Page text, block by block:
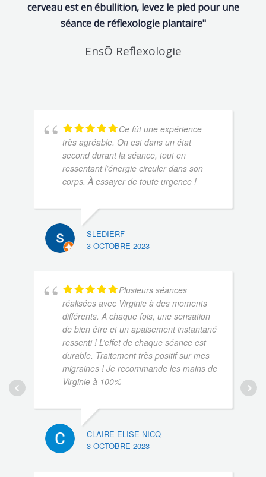
cerveau est en ébullition, levez le pied pour une
séance de réflexologie plantaire"
EnsŌ Reflexologie
Ce fût une expérience
très agréable. On est dans un état
second durant la séance, tout en
ressentant l’énergie circuler dans son
corps. À essayer de toute urgence !
SLEDIERF
3 OCTOBRE 2023
Plusieurs séances
réalisées avec Virginie à des moments
différents. A chaque fois, une sensation
de bien être et un apaisement instantané
ressenti ! L’effet de chaque séance est
durable. Traitement très positif sur mes
migraines ! Je recommande les mains de
Virginie à 100%
CLAIRE-ELISE NICQ
3 OCTOBRE 2023
3